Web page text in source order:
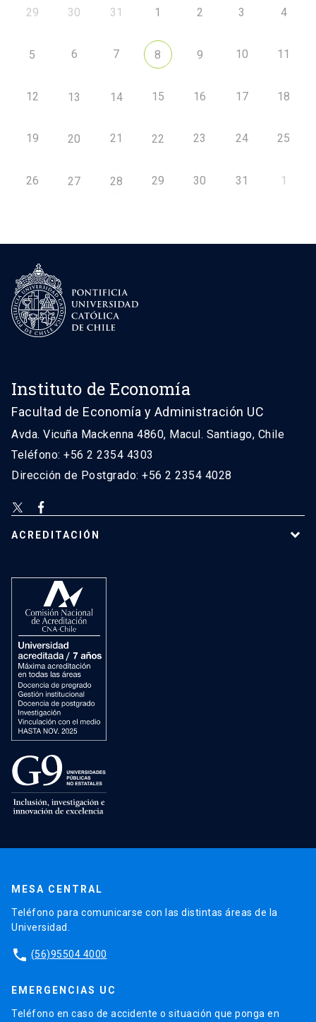
29 30 31 1 2 3 4
5 6 7 8 9 10 11
12 13 14 15 16 17 18
19 20 21 22 23 24 25
26 27 28 29 30 31 1
Instituto de Economía
Facultad de Economía y Administración UC
Avda. Vicuña Mackenna 4860, Macul. Santiago, Chile
Teléfono: +56 2 2354 4303
Dirección de Postgrado: +56 2 2354 4028
ACREDITACIÓN
MESA CENTRAL
Teléfono para comunicarse con las distintas áreas de la
Universidad.
phone (56)95504 4000
EMERGENCIAS UC
Teléfono en caso de accidente o situación que ponga en